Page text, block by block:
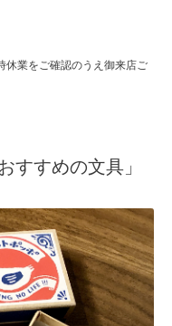
休業をご確認のうえ御来店ご
すすめの文具」